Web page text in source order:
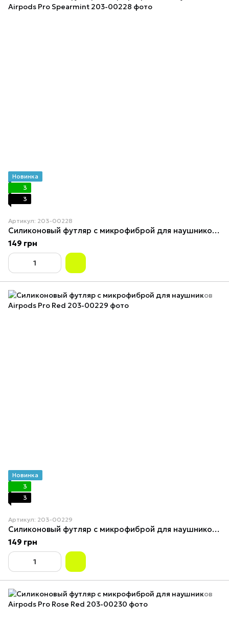
Новинка
3
3
Артикул: 203-00228
Силиконовый футляр с микрофиброй для наушников Airpods Pro Spearmint
149 грн
Новинка
3
3
Артикул: 203-00229
Силиконовый футляр с микрофиброй для наушников Airpods Pro Red
149 грн